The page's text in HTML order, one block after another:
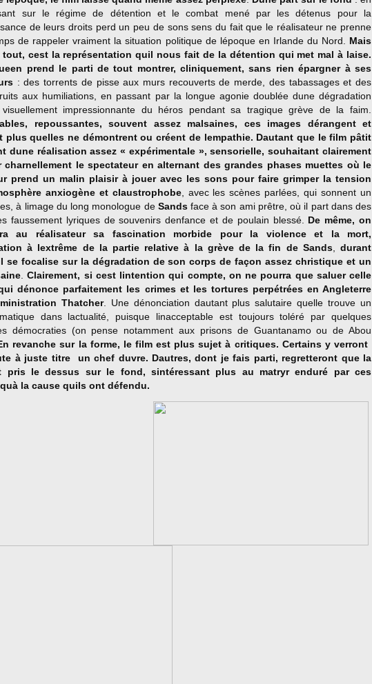
sur le régime de détention et le combat mené par les détenus pour la
de leurs droits perd un peu de sons sens du fait que le réalisateur ne prenne
de rappeler vraiment la situation politique de lépoque en Irlande du Nord. Mais
cest la représentation quil nous fait de la détention qui met mal à laise.
prend le parti de tout montrer, cliniquement, sans rien épargner à ses
: des torrents de pisse aux murs recouverts de merde, des tabassages et des
aux humiliations, en passant par la longue agonie doublée dune dégradation
visuellement impressionnante du héros pendant sa tragique grève de la faim.
repoussantes, souvent assez malsaines, ces images dérangent et
plus quelles ne démontrent ou créent de lempathie. Dautant que le film pâtit
dune réalisation assez « expérimentale », sensorielle, souhaitant clairement
charnellement le spectateur en alternant des grandes phases muettes où le
prend un malin plaisir à jouer avec les sons pour faire grimper la tension
anxiogène et claustrophobe, avec les scènes parlées, qui sonnent un
à limage du long monologue de Sandsface à son ami prêtre, où il part dans des
faussement lyriques de souvenirs denfance et de poulain blessé. De même, on
au réalisateur sa fascination morbide pour la violence et la mort,
à lextrême de la partie relative à la grève de la fin de Sands,durant
se focalise sur la dégradation de son corps de façon assez christique et un
.Clairement, si cest lintention qui compte, on ne pourra que saluer celle
dénonce parfaitement les crimes et les tortures perpétrées en Angleterre
Thatcher. Une dénonciation dautant plus salutaire quelle trouve un
dans lactualité, puisque linacceptable est toujours toléré par quelques
démocraties (on pense notamment aux prisons de Guantanamo ou de Abou
revanche sur la forme, le film est plus sujet à critiques. Certains y verront 
à juste titre  un chef duvre. Dautres, dont je fais parti, regretteront que la
pris le dessus sur le fond, sintéressant plus au matryr enduré par ces
la cause quils ont défendu.